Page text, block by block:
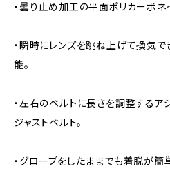
・曇り止め加工の平面ポリカーボネ
・瞬時にレンズを跳ね上げて換気で
能。
・左右のベルトに長さを調整するア
ジャストベルト。
・グローブをしたままでも着脱が簡